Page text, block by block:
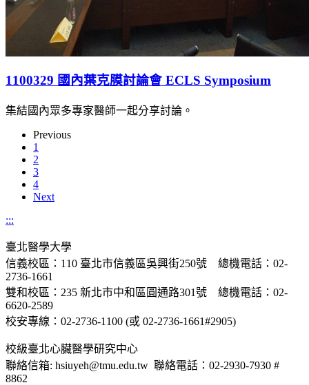
1100329 國內葉克膜討論會 ECLS Symposium
集結國內眾多專家醫師一起分享討論。
Previous
1
2
3
4
Next
:::
臺北醫學大學
信義校區：110 臺北市信義區吳興街250號 總機電話：02-
2736-1661
雙和校區：235 新北市中和區圓通路301號 總機電話：02-
6620-2589
校安專線：02-2736-1100 (或 02-2736-1661#2905)
校級臺北心臟醫學研究中心
聯絡信箱: hsiuyeh@tmu.edu.tw 聯絡電話：02-2930-7930 #
8862